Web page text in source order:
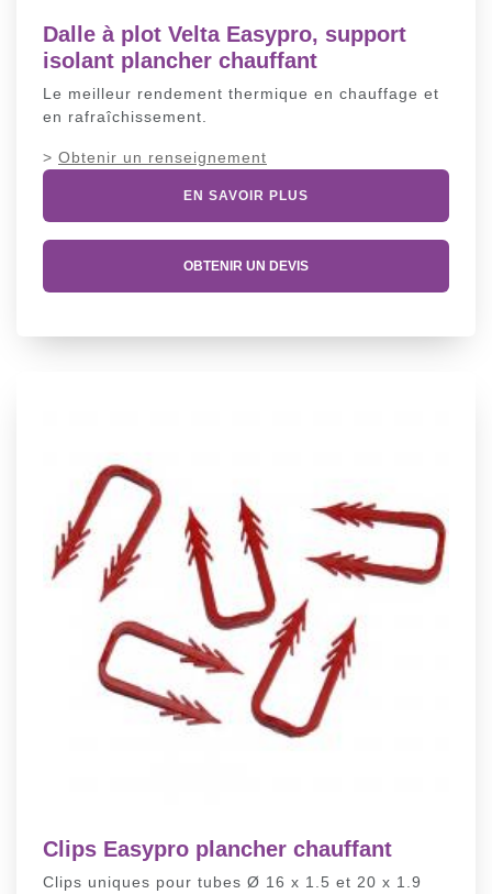
Dalle à plot Velta Easypro, support
isolant plancher chauffant
Le meilleur rendement thermique en chauffage et
en rafraîchissement.
> Obtenir un renseignement
EN SAVOIR PLUS
OBTENIR UN DEVIS
Clips Easypro plancher chauffant
Clips uniques pour tubes Ø 16 x 1.5 et 20 x 1.9